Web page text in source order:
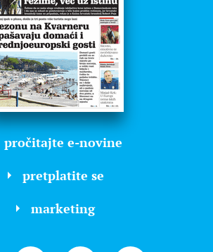
pročitajte e-novine
pretplatite se
marketing